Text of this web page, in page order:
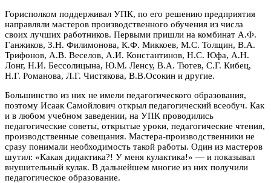
Горисполком поддерживал УПК, по его решению предприятия
направляли мастеров производственного обучения из числа
своих лучших работников. Первыми пришли на комбинат А.Ф.
Ганжиков, З.Н. Филимонова, К.Ф. Миккоев, М.С. Толщин, В.А.
Трифонов, А.В. Веселов, А.И. Константинов, Н.С. Юфа, А.Н.
Лонг, Н.И. Бессолицына, Ю.М. Ленсу, В.А. Тютев, С.Г. Кибец,
Н.Г. Романова, Л.Г. Чистякова, В.В.Осокин и другие.
Большинство из них не имели педагогического образования,
поэтому Исаак Самойлович открыл педагогический всеобуч. Как
и в любом учебном заведении, на УПК проводились
педагогические советы, открытые уроки, педагогические чтения,
производственные совещания. Мастера-производственники не
сразу понимали необходимость такой работы. Один из мастеров
шутил: «Какая дидактика?! У меня кулактика!» — и показывал
внушительный кулак. В дальнейшем многие из них получили
педагогическое образование.